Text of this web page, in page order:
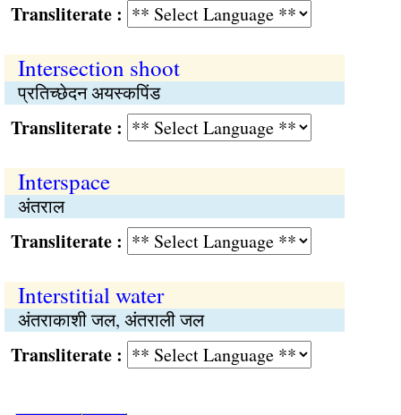
:
Intersection shoot
प्रतिच्छेदन अयस्कपिंड
:
Interspace
अंतराल
:
Interstitial water
अंतराकाशी जल, अंतराली जल
: